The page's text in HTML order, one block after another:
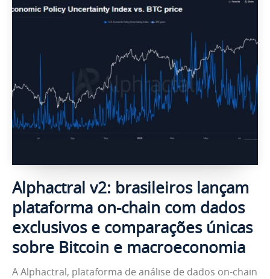
Alphactral v2: brasileiros lançam
plataforma on-chain com dados
exclusivos e comparações únicas
sobre Bitcoin e macroeconomia
A Alphactral, plataforma de análise de dados on-chain